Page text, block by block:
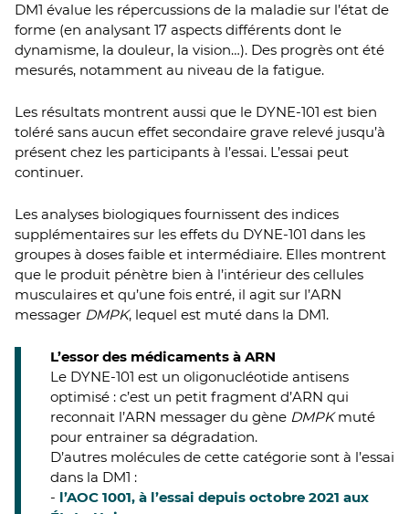
DM1 évalue les répercussions de la maladie sur l’état de
forme (en analysant 17 aspects différents dont le
dynamisme, la douleur, la vision…). Des progrès ont été
mesurés, notamment au niveau de la fatigue.
Les résultats montrent aussi que le DYNE-101 est bien
toléré sans aucun effet secondaire grave relevé jusqu’à
présent chez les participants à l’essai. L’essai peut
continuer.
Les analyses biologiques fournissent des indices
supplémentaires sur les effets du DYNE-101 dans les
groupes à doses faible et intermédiaire. Elles montrent
que le produit pénètre bien à l’intérieur des cellules
musculaires et qu’une fois entré, il agit sur l’ARN
messager DMPK, lequel est muté dans la DM1.
L’essor des médicaments à ARN
Le DYNE-101 est un oligonucléotide antisens
optimisé : c’est un petit fragment d’ARN qui
reconnait l’ARN messager du gène DMPKmuté
pour entrainer sa dégradation.
D’autres molécules de cette catégorie sont à l’essai
dans la DM1 :
- l’AOC 1001, à l’essai depuis octobre 2021 aux